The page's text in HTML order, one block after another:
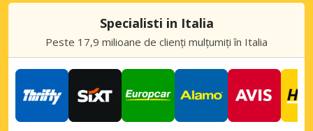
Specialisti in Italia
Peste 17,9 milioane de clienți mulțumiți în Italia